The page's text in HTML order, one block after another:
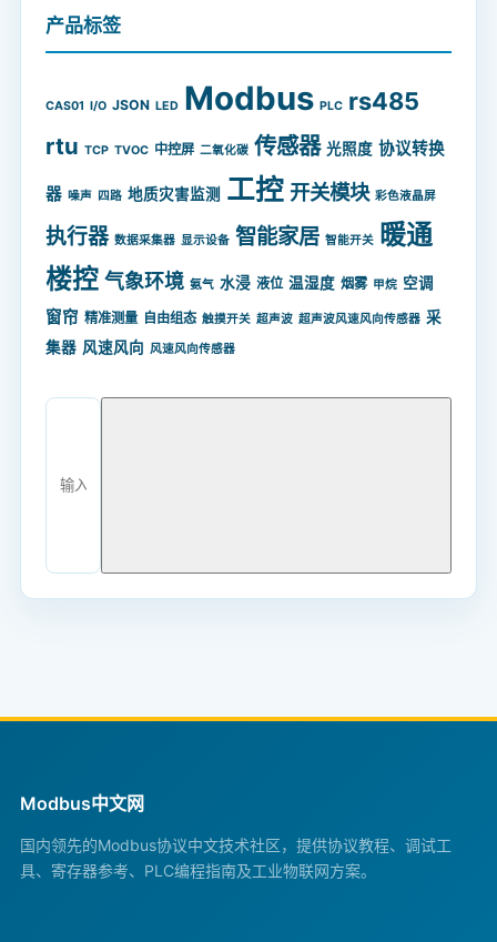
产品标签
CAS01 I/O JSON LED Modbus PLC rs485
rtu TCP TVOC 中控屏 二氧化碳 传感器 光照度 协议转换
器 噪声 四路 地质灾害监测 工控 开关模块 彩色液晶屏
执行器 数据采集器 显示设备 智能家居 智能开关 暖通
楼控 气象环境 氨气 水浸 液位 温湿度 烟雾 甲烷 空调
窗帘 精准测量 自由组态 触摸开关 超声波 超声波风速风向传感器 采
集器 风速风向 风速风向传感器
Modbus中文网
国内领先的Modbus协议中文技术社区，提供协议教程、调试工
具、寄存器参考、PLC编程指南及工业物联网方案。